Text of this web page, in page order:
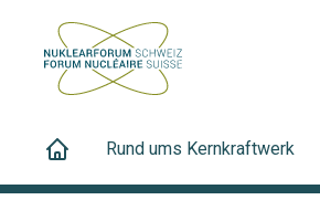
Rund ums Kernkraftwerk